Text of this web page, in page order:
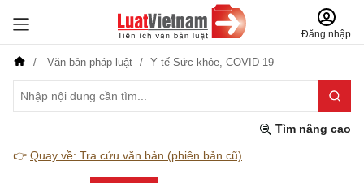
Đăng nhập
Văn bản pháp luật Y tế-Sức khỏe, COVID-19
Tìm nâng cao
👉 Quay về: Tra cứu văn bản (phiên bản cũ)